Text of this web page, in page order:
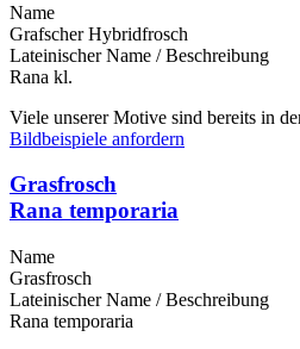
Name
Grafscher Hybridfrosch
Lateinischer Name / Beschreibung
Rana kl.
Viele unserer Motive sind bereits in
Bildbeispiele anfordern
Grasfrosch
Rana temporaria
Name
Grasfrosch
Lateinischer Name / Beschreibung
Rana temporaria